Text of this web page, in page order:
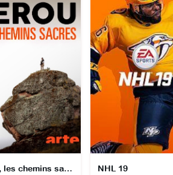
Pérou, les chemins sacrés NHL 19